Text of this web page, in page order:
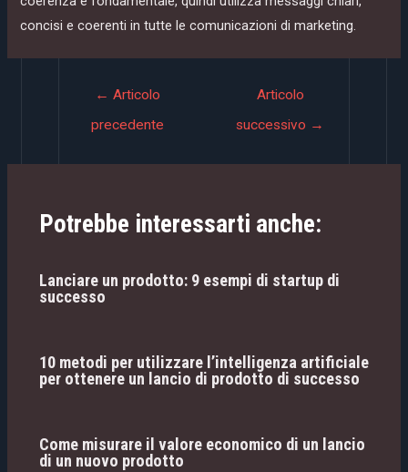
concisi e coerenti in tutte le comunicazioni di marketing.
Navigazione
← Articolo
precedente
Articolo
successivo →
Potrebbe interessarti anche:
Lanciare un prodotto: 9 esempi di startup di
successo
10 metodi per utilizzare l’intelligenza artificiale
per ottenere un lancio di prodotto di successo
Come misurare il valore economico di un lancio
di un nuovo prodotto